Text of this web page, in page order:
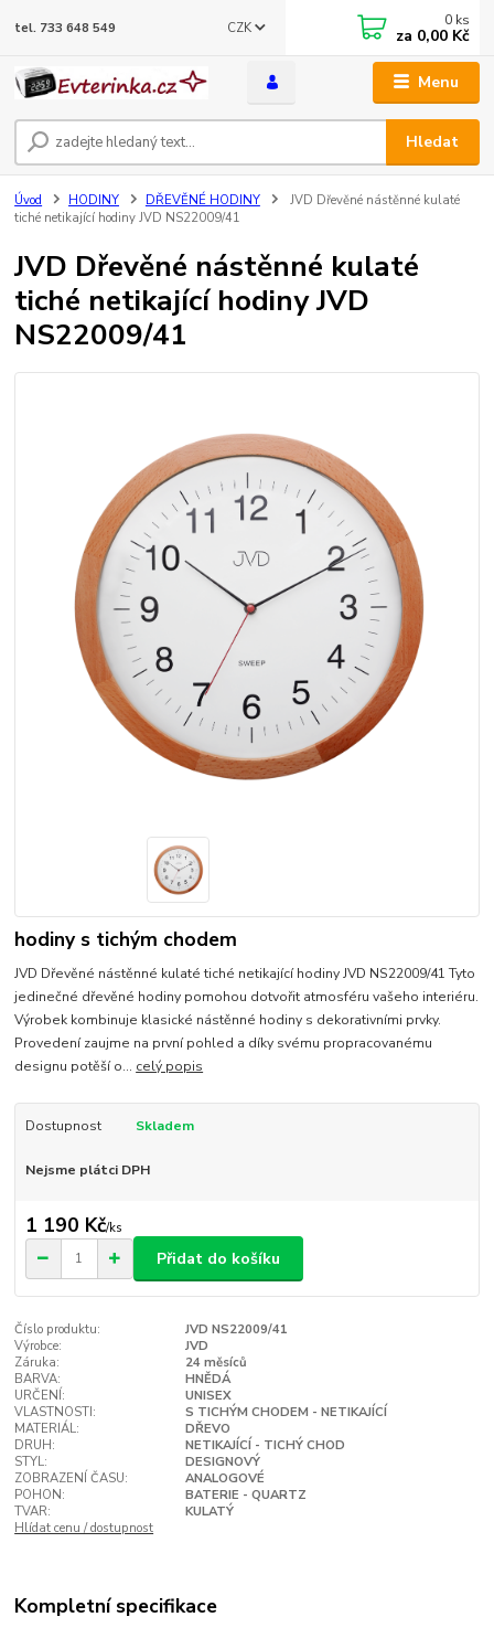
Menu
CZK
Hledat
tel. 733 648 549 0 ks
za 0,00 Kč
Úvod HODINY DŘEVĚNÉ HODINY
JVD Dřevěné nástěnné kulaté
tiché netikající hodiny JVD NS22009/41
JVD Dřevěné nástěnné kulaté
tiché netikající hodiny JVD
NS22009/41
hodiny s tichým chodem
JVD Dřevěné nástěnné kulaté tiché netikající hodiny JVD NS22009/41 Tyto
jedinečné dřevěné hodiny pomohou dotvořit atmosféru vašeho interiéru.
Výrobek kombinuje klasické nástěnné hodiny s dekorativními prvky.
Provedení zaujme na první pohled a díky svému propracovanému
designu potěší o... celý popis
Dostupnost Skladem
Nejsme plátci DPH
1 190 Kč/ks
Přidat do košíku
Číslo produktu:
JVD NS22009/41
Výrobce:
JVD
Záruka:
24 měsíců
BARVA:
HNĚDÁ
URČENÍ:
UNISEX
VLASTNOSTI:
S TICHÝM CHODEM - NETIKAJÍCÍ
MATERIÁL:
DŘEVO
DRUH:
NETIKAJÍCÍ - TICHÝ CHOD
STYL:
DESIGNOVÝ
ZOBRAZENÍ ČASU:
ANALOGOVÉ
POHON:
BATERIE - QUARTZ
TVAR:
KULATÝ
Hlídat cenu / dostupnost
Kompletní specifikace